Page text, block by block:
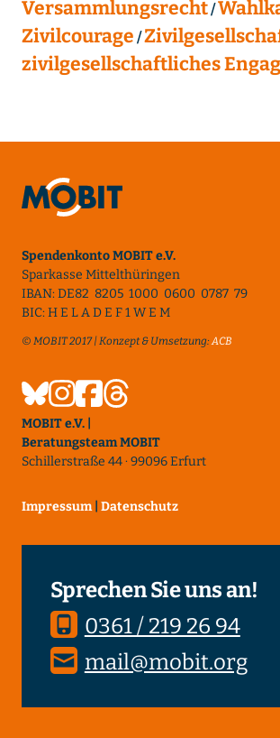
Versammlungsrecht
Zivilcourage
zivilgesellschaftliches
Spendenkonto MOBIT e.V.
Sparkasse Mittelthüringen
IBAN: DE82 8205 1000 0600 0787 79
BIC: H E L A D E F 1 W E M
© MOBIT 2017 | Konzept & Umsetzung:ACB
MOBIT e.V. |
Beratungsteam MOBIT
Schillerstraße 44 · 99096 Erfurt
Impressum Datenschutz
Sprechen Sie uns an!
0361 / 219 26 94
mail@mobit.org